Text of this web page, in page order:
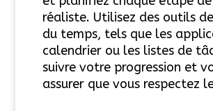
réaliste. Utilisez des outils
du temps, tels que les
calendrier ou les listes de
suivre votre progression et
assurer que vous respectez